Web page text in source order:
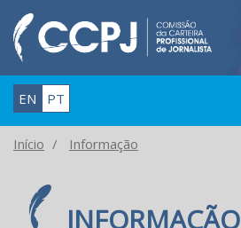
EN PT
Início Informação
INFORMAÇÃO